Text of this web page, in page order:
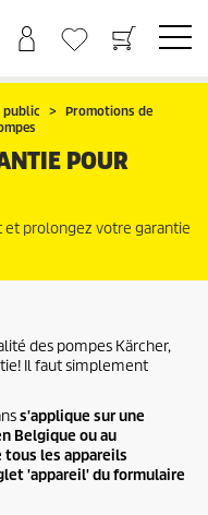
public
Promotions de
POUR
et prolongez votre garantie
des pompes Kärcher,
Il faut simplement
s'applique sur une
Belgique ou au
tous les appareils
'appareil' du formulaire